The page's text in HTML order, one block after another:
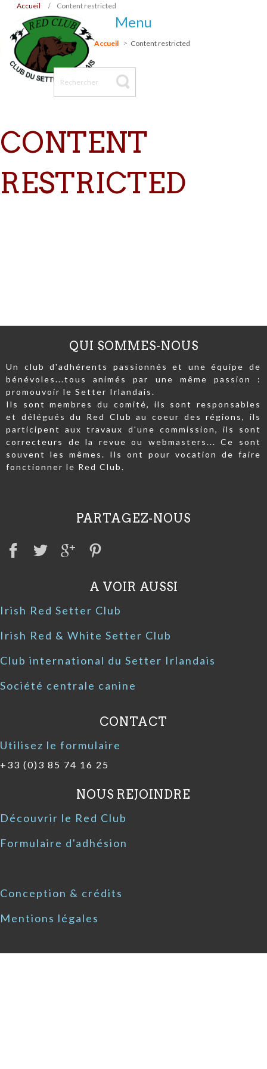
Accueil Content restricted
Menu
Accueil Content restricted
CONTENT
RESTRICTED
QUI SOMMES-NOUS
Un club d'adhérents passionnés et une équipe de
bénévoles...tous animés par une même passion :
promouvoir le Setter Irlandais.
Ils sont membres du comité, ils sont responsables
et délégués du Red Club au coeur des régions, ils
participent aux travaux d'une commission, ils sont
correcteurs de la revue ou webmasters... Ce sont
souvent les mêmes. Ils ont pour vocation de faire
fonctionner le Red Club.
PARTAGEZ-NOUS
A VOIR AUSSI
Irish Red Setter Club
Irish Red & White Setter Club
Club international du Setter Irlandais
Société centrale canine
CONTACT
Utilisez le formulaire
+33 (0)3 85 74 16 25
NOUS REJOINDRE
Découvrir le Red Club
Formulaire d'adhésion
Conception & crédits
Mentions légales